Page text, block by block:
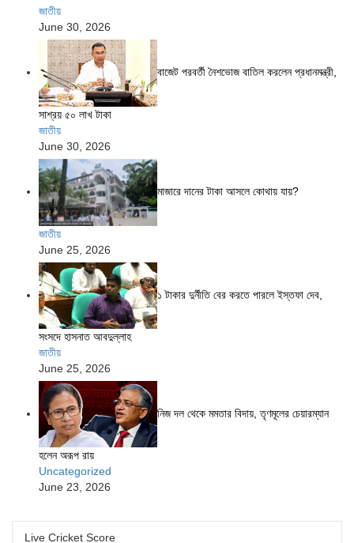
জাতীয়
June 30, 2026
বাজেট পরবর্তী নৈশভোজ বাতিল করলেন প্রধানমন্ত্রী,
সাশ্রয় ৫০ লাখ টাকা
জাতীয়
June 30, 2026
মাজারে দানের টাকা আসলে কোথায় যায়?
জাতীয়
June 25, 2026
১ টাকার দুর্নীতি বের করতে পারলে ইস্তফা দেব,
সংসদে হাসনাত আবদুল্লাহ
জাতীয়
June 25, 2026
নিজ দল থেকে মমতার বিদায়, তৃণমূলের চেয়ারম্যান
হলেন অরূপ রায়
Uncategorized
June 23, 2026
Live Cricket Score